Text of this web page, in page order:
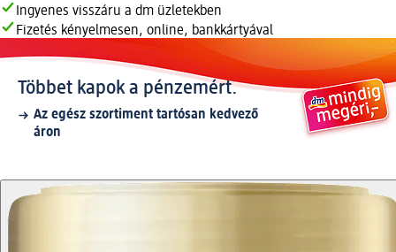
Ingyenes visszáru a dm üzletekben
Fizetés kényelmesen, online, bankkártyával
Többet kapok a pénzemért.
Az egész szortiment tartósan kedvező
áron